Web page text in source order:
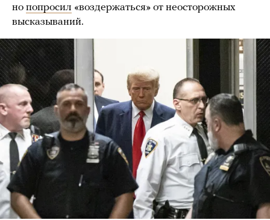
но попросил «воздержаться» от неосторожных
высказываний.